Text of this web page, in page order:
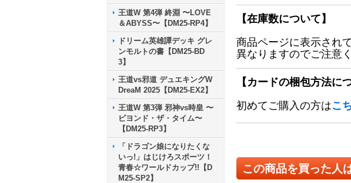
王道W 第4弾 終淵 〜LOVE
＆ABYSS〜【DM25-RP4】
ドリーム英雄譚デッキ グレ
ンモルトの書【DM25-BD
3】
王道vs邪道 デュエキングW
DreaM 2025【DM25-EX2】
王道W 第3弾 邪神vs時皇 〜
ビヨンド・ザ・タイム〜
【DM25-RP3】
「ドラゴン娘になりたくな
いっ!」はじけろスポーツ！
青春☆ワールドカップ!!【D
M25-SP2】
【在庫数について】
商品ページに表示され
異なりますのでご注意
【カードの梱包方法に
初めてご購入の方はこ
この商品を買った人